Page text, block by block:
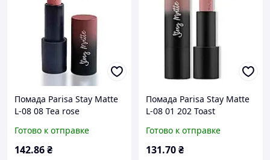
Помада Parisa Stay Matte
L-08 08 Tea rose
Готово к отправке
142.86₴
Помада Parisa Stay Matte
L-08 01 202 Toast
Готово к отправке
131.70₴